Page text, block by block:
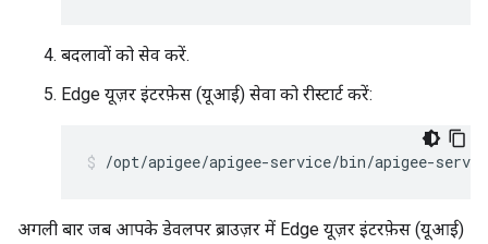
बदलावों को सेव करें.
Edge यूज़र इंटरफ़ेस (यूआई) सेवा को रीस्टार्ट करें:
/opt/apigee/apigee-service/bin/apigee-
अगली बार जब आपके डेवलपर ब्राउज़र में Edge यूज़र इंटरफ़ेस (यूआई)